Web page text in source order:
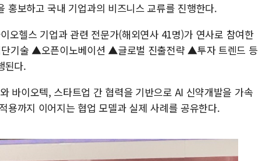
홍보하고 국내 기업과의 비즈니스 교류를 진행한다.
오헬스 기업과 관련 전문가(해외연사 41명)가 연사로 참여한
기술 ▲오픈이노베이션 ▲글로벌 진출전략 ▲투자 트렌드 등
된다.
바이오텍, 스타트업 간 협력을 기반으로 AI 신약개발을 가속
용까지 이어지는 협업 모델과 실제 사례를 공유한다.